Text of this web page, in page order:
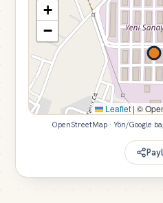
+
−
Leaflet | ©
OpenStreetMap · Yön/Google